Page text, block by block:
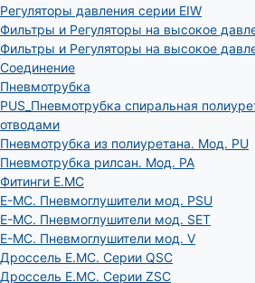
Регуляторы давления серии EIW
Фильтры и Регуляторы на высокое
Фильтры и Регуляторы на высокое
Соединение
Пневмотрубка
PUS_Пневмотрубка спиральная
отводами
Пневмотрубка из полиуретана. Мод. РU
Пневмотрубка рилсан. Мод. PA
Фитинги E.MC
E-MC. Пневмоглушители мод. PSU
E-MC. Пневмоглушители мод. SET
E-MC. Пневмоглушители мод. V
Дроссель E.MC. Серии QSC
Дроссель E.MC. Серии ZSC